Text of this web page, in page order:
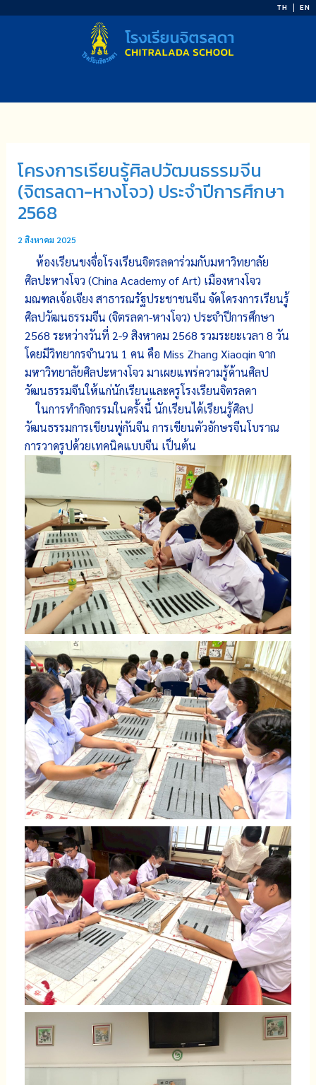
TH EN
โครงการเรียนรู้ศิลปวัฒนธรรมจีน
(จิตรลดา-หางโจว) ประจำปีการศึกษา
2568
2 สิงหาคม 2025
ห้องเรียนขงจื่อโรงเรียนจิตรลดาร่วมกับมหาวิทยาลัย
ศิลปะหางโจว (China Academy of Art) เมืองหางโจว
มณฑลเจ้อเจียง สาธารณรัฐประชาชนจีน จัดโครงการเรียนรู้
ศิลปวัฒนธรรมจีน (จิตรลดา-หางโจว) ประจำปีการศึกษา
2568 ระหว่างวันที่ 2-9 สิงหาคม 2568 รวมระยะเวลา 8 วัน
โดยมีวิทยากรจำนวน 1 คน คือ Miss Zhang Xiaoqin จาก
มหาวิทยาลัยศิลปะหางโจว มาเผยแพร่ความรู้ด้านศิลป
วัฒนธรรมจีนให้แก่นักเรียนและครูโรงเรียนจิตรลดา
ในการทำกิจกรรมในครั้งนี้ นักเรียนได้เรียนรู้ศิลป
วัฒนธรรมการเขียนพู่กันจีน การเขียนตัวอักษรจีนโบราณ
การวาดรูปด้วยเทคนิคแบบจีน เป็นต้น